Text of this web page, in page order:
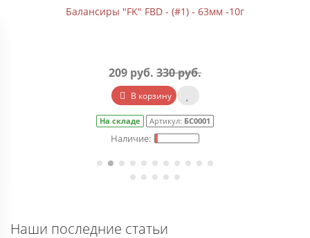
Балансиры "FK" FBD - (#1) - 63мм -10г
209 руб. 330 руб.
В корзину
На складе Артикул: БС0001
Наши последние статьи